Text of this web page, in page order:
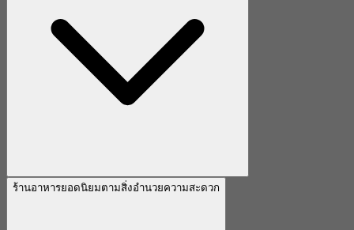
ร้านอาหารยอดนิยมตามสิ่งอำนวยความสะดวก